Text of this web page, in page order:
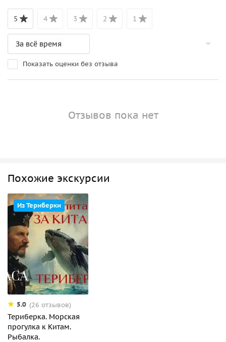
5 4 3 2 1
Показать оценки без отзыва
Отзывов пока нет
Похожие экскурсии
Из Териберки
5.0 (26 отзывов)
Териберка. Морская
прогулка к Китам.
Рыбалка.